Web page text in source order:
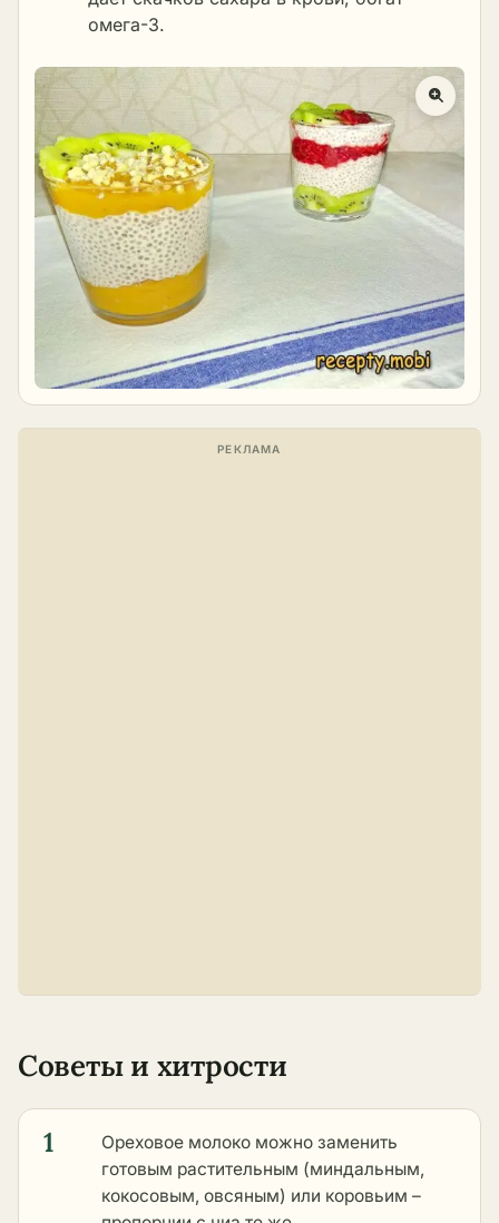
омега-3.
Советы и хитрости
1
Ореховое молоко можно заменить
готовым растительным (миндальным,
кокосовым, овсяным) или коровьим –